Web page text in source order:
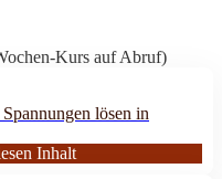
Kurs auf Abruf)
lösen in
Inhalt